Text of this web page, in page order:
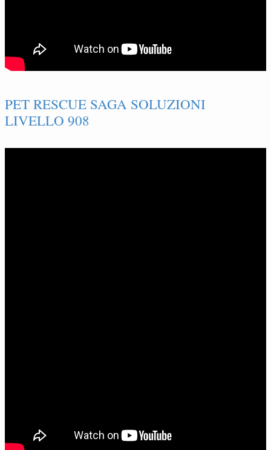
PET RESCUE SAGA SOLUZIONI
LIVELLO 908